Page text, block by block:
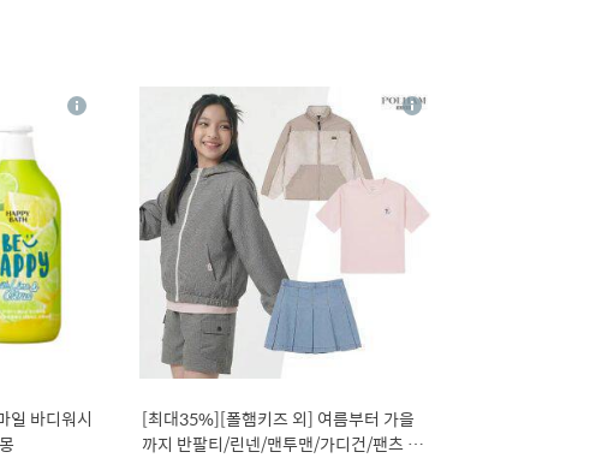
일 바디워시
상
[최대35%][폴햄키즈 외] 여름부터 가을
까지 반팔티/린넨/맨투맨/가디건/팬츠 외
상